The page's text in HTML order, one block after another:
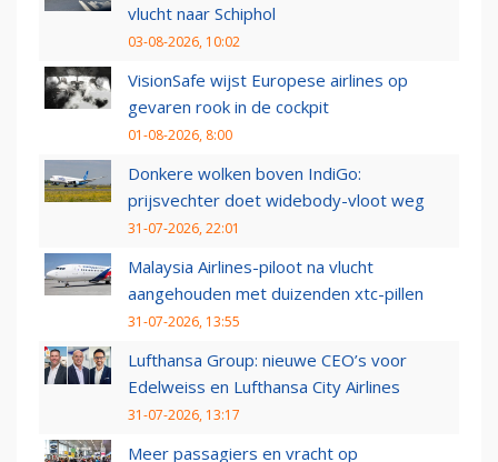
vlucht naar Schiphol
03-08-2026, 10:02
VisionSafe wijst Europese airlines op
gevaren rook in de cockpit
01-08-2026, 8:00
Donkere wolken boven IndiGo:
prijsvechter doet widebody-vloot weg
31-07-2026, 22:01
Malaysia Airlines-piloot na vlucht
aangehouden met duizenden xtc-pillen
31-07-2026, 13:55
Lufthansa Group: nieuwe CEO’s voor
Edelweiss en Lufthansa City Airlines
31-07-2026, 13:17
Meer passagiers en vracht op